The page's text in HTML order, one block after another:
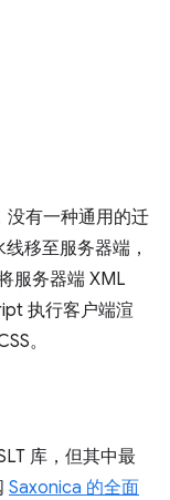
没有一种通用的迁
移至服务器端，
服务器端 XML
执行客户端渲
。
库，但其中最
Saxonica 的全面